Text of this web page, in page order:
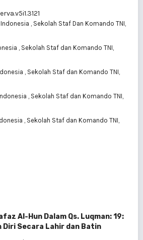
Indonesia , Sekolah Staf Dan Komando TNI,
, Sekolah Staf dan Komando TNI,
, Sekolah Staf dan Komando TNI,
, Sekolah Staf dan Komando TNI,
, Sekolah Staf dan Komando TNI,
Al-Hun Dalam Qs. Luqman: 19:
Diri Secara Lahir dan Batin